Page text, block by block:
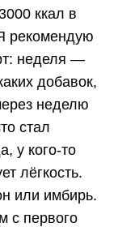
ккал в
рекомендую
неделя —
добавок,
неделю
стал
у кого-то
лёгкость.
или имбирь.
с первого